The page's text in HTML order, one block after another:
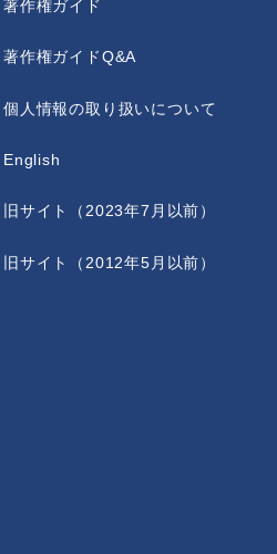
著作権ガイド
著作権ガイドQ&A
個人情報の取り扱いについて
English
旧サイト（2023年7月以前）
旧サイト（2012年5月以前）